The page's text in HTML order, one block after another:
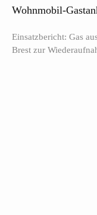
Wohnmobil-
Einsatzbericht: Gas
Brest zur